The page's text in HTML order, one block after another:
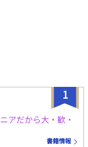
1
アだから大・歓・
書籍情報